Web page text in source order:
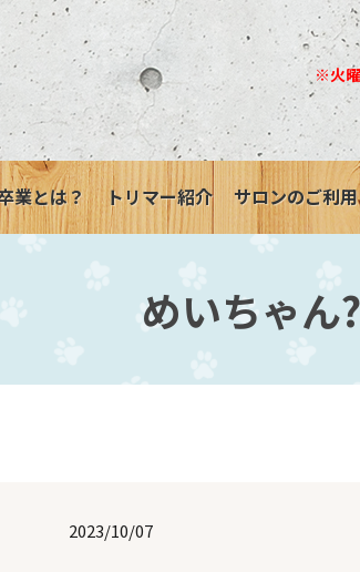
※火曜
業とは？ トリマー紹介 サロンのご利用
めいちゃん?
2023/10/07